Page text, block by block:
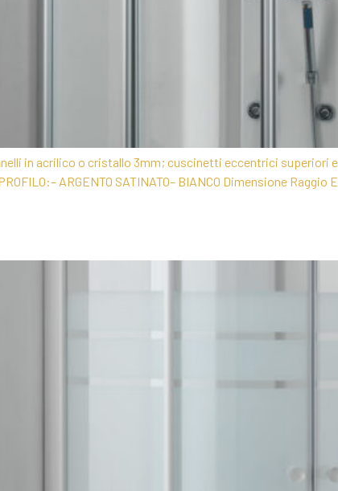
in acrilico o cristallo 3mm; cuscinetti eccentrici superiori
ARGENTO SATINATO– BIANCO Dimensione